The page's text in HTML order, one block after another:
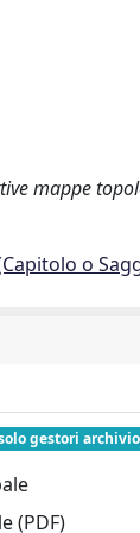
mappe
o
gestori archivio
(PDF)